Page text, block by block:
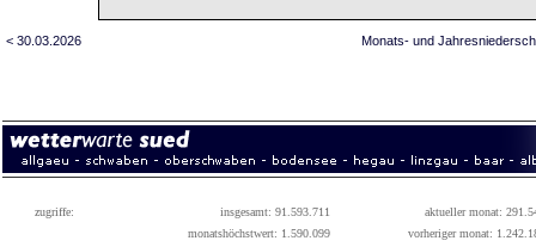
< 30.03.2026 Monats- und
zugriffe: insgesamt: 91.593.711
aktueller monat:
monatshöchstwert: 1.590.099
vorheriger monat: